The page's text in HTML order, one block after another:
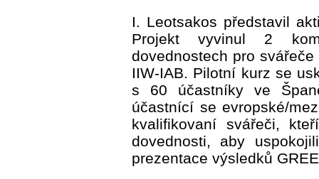
I. Leotsakos představil
Projekt vyvinul 2
dovednostech pro
IIW-IAB. Pilotní kurz se
s 60 účastníky ve
účastnící se evropské/
kvalifikovaní svářeči,
dovednosti, aby
prezentace výsledků